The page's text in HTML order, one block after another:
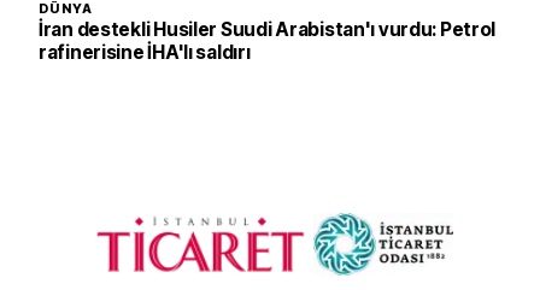
DÜNYA
İran destekli Husiler Suudi Arabistan'ı vurdu: Petrol
rafinerisine İHA'lı saldırı